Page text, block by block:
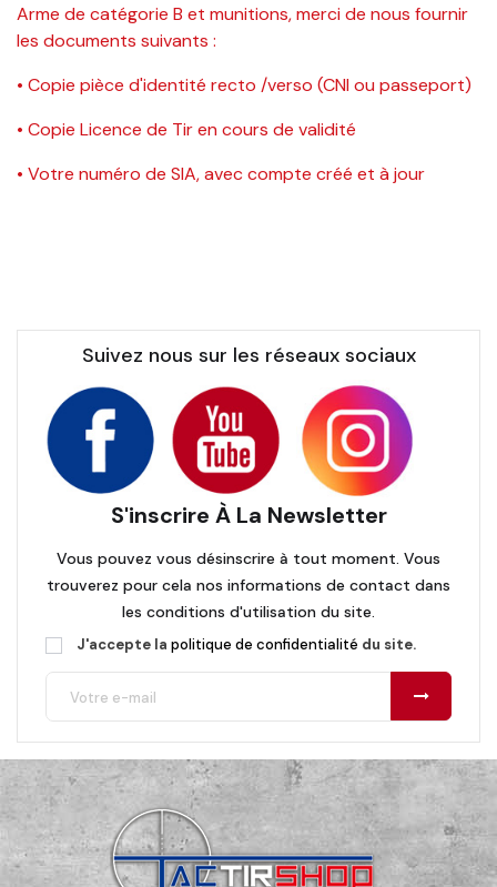
Arme de catégorie B et munitions, merci de nous fournir
les documents suivants :
• Copie pièce d'identité recto /verso (CNI ou passeport)
• Copie Licence de Tir en cours de validité
• Votre numéro de SIA, avec compte créé et à jour
Suivez nous sur les réseaux sociaux
S'inscrire À La Newsletter
Vous pouvez vous désinscrire à tout moment. Vous
trouverez pour cela nos informations de contact dans
les conditions d'utilisation du site.
J'accepte la politique de confidentialité du site.